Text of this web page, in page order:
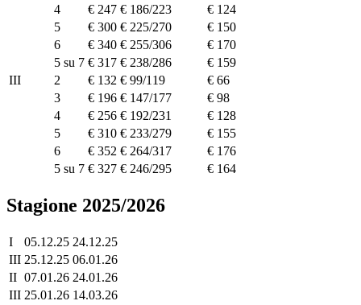
4
€ 247 € 186/223
€ 124
5
€ 300 € 225/270
€ 150
6
€ 340 € 255/306
€ 170
5 su 7 € 317 € 238/286
€ 159
III
2 € 132 € 99/119
€ 66
3
€ 196 € 147/177
€ 98
4
€ 256 € 192/231
€ 128
5
€ 310 € 233/279
€ 155
6
€ 352 € 264/317
€ 176
5 su 7 € 327 € 246/295 € 164
Stagione 2025/2026
I 05.12.25 24.12.25
III 25.12.25 06.01.26
II 07.01.26 24.01.26
III 25.01.26 14.03.26